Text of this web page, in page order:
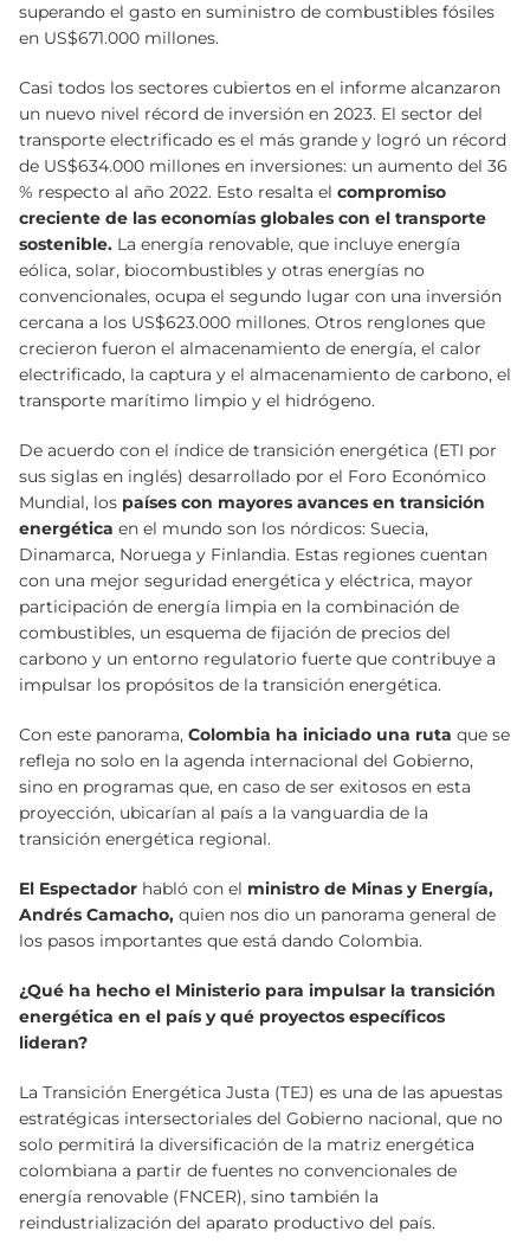
superando el gasto en suministro de combustibles fósiles
en US$671.000 millones.
Casi todos los sectores cubiertos en el informe alcanzaron
un nuevo nivel récord de inversión en 2023. El sector del
transporte electrificado es el más grande y logró un récord
de US$634.000 millones en inversiones: un aumento del 36
% respecto al año 2022. Esto resalta el compromiso
creciente de las economías globales con el transporte
sostenible. La energía renovable, que incluye energía
eólica, solar, biocombustibles y otras energías no
convencionales, ocupa el segundo lugar con una inversión
cercana a los US$623.000 millones. Otros renglones que
crecieron fueron el almacenamiento de energía, el calor
electrificado, la captura y el almacenamiento de carbono, el
transporte marítimo limpio y el hidrógeno.
De acuerdo con el índice de transición energética (ETI por
sus siglas en inglés) desarrollado por el Foro Económico
Mundial, los países con mayores avances en transición
energética en el mundo son los nórdicos: Suecia,
Dinamarca, Noruega y Finlandia. Estas regiones cuentan
con una mejor seguridad energética y eléctrica, mayor
participación de energía limpia en la combinación de
combustibles, un esquema de fijación de precios del
carbono y un entorno regulatorio fuerte que contribuye a
impulsar los propósitos de la transición energética.
Con este panorama, Colombia ha iniciado una ruta que se
refleja no solo en la agenda internacional del Gobierno,
sino en programas que, en caso de ser exitosos en esta
proyección, ubicarían al país a la vanguardia de la
transición energética regional.
El Espectador habló con el ministro de Minas y Energía,
Andrés Camacho, quien nos dio un panorama general de
los pasos importantes que está dando Colombia.
¿Qué ha hecho el Ministerio para impulsar la transición
energética en el país y qué proyectos específicos
lideran?
La Transición Energética Justa (TEJ) es una de las apuestas
estratégicas intersectoriales del Gobierno nacional, que no
solo permitirá la diversificación de la matriz energética
colombiana a partir de fuentes no convencionales de
energía renovable (FNCER), sino también la
reindustrialización del aparato productivo del país.